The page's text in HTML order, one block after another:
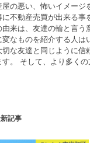
の悪い、怖いイメー
に不動産売買が出来る
来は、友達の輪と言う
変なものを紹介する人
切な友達と同じように
す。 そして、より多く
記事